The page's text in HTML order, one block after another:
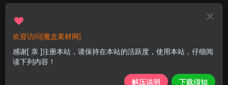
欢迎访问[魔盒素材网]
感谢[ 亲 ]注册本站，请保持在本站的活跃度，使用本站，仔细阅
读下列内容！
解压说明 下载须知